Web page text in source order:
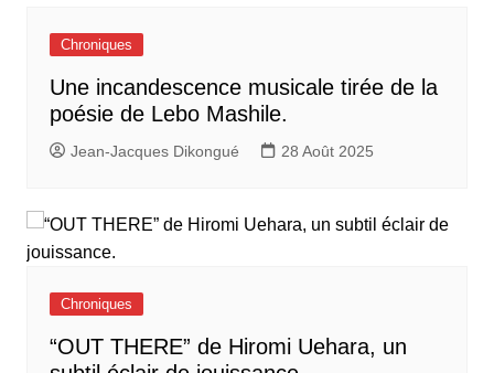
Chroniques
Une incandescence musicale tirée de la
poésie de Lebo Mashile.
Jean-Jacques Dikongué 28 Août 2025
Chroniques
“OUT THERE” de Hiromi Uehara, un